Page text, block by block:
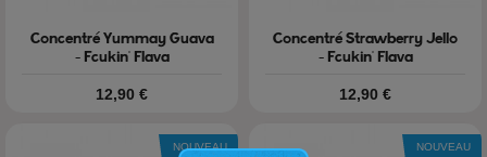
Concentré Yummay Guava
- Fcukin' Flava
Prix
12,90 €
Concentré Strawberry Jello
- Fcukin' Flava
Prix
12,90 €
NOUVEAU NOUVEAU